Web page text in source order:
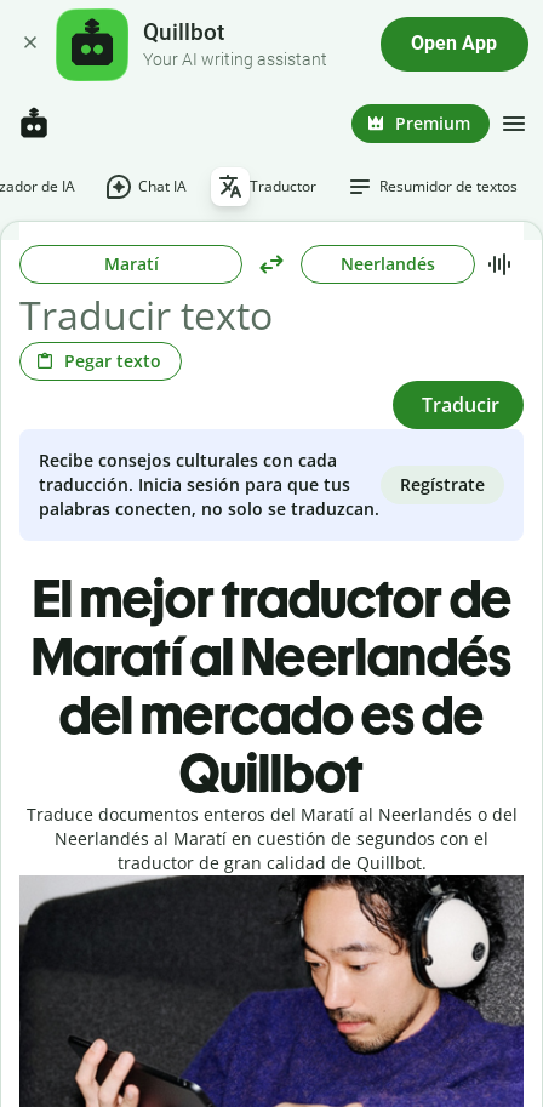
Quillbot
Your AI writing assistant
Open App
Premium
de IA Chat IA Traductor Resumidor de textos
Maratí Neerlandés
Pegar texto
Traducir
Recibe consejos culturales con cada
traducción. Inicia sesión para que tus
palabras conecten, no solo se traduzcan.
Regístrate
El mejor traductor de
Maratí al Neerlandés
del mercado es de
Quillbot
Traduce documentos enteros del Maratí al Neerlandés o del
Neerlandés al Maratí en cuestión de segundos con el
traductor de gran calidad de Quillbot.